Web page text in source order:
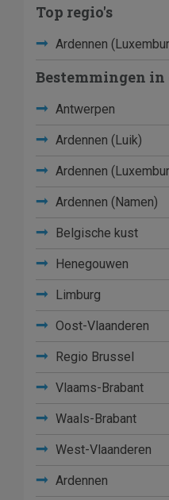
Top regio's
Ardennen
Bestemmingen in
Antwerpen
Ardennen (Luik)
Ardennen
Ardennen (Namen)
Belgische kust
Henegouwen
Limburg
Oost-Vlaanderen
Regio Brussel
Vlaams-Brabant
Waals-Brabant
West-Vlaanderen
Ardennen